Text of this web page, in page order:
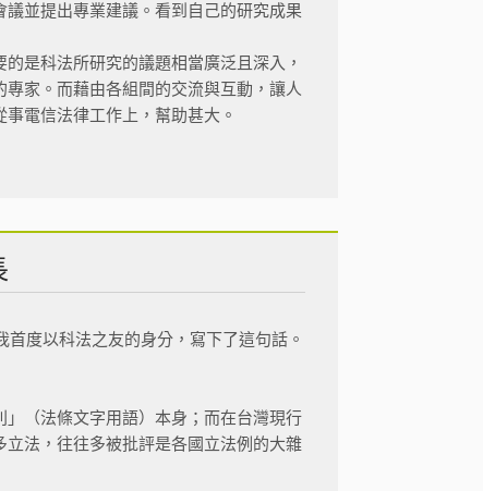
並提出專業建議。看到自己的研究成果
是科法所研究的議題相當廣泛且深入，
家。而藉由各組間的交流與互動，讓人
電信法律工作上，幫助甚大。
度以科法之友的身分，寫下了這句話。
（法條文字用語）本身；而在台灣現行
法，往往多被批評是各國立法例的大雜